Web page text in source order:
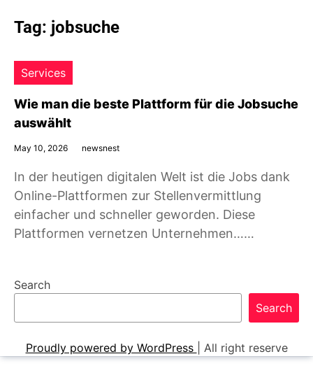
Tag: jobsuche
Services
Wie man die beste Plattform für die Jobsuche
auswählt
May 10, 2026 newsnest
In der heutigen digitalen Welt ist die Jobs dank
Online-Plattformen zur Stellenvermittlung
einfacher und schneller geworden. Diese
Plattformen vernetzen Unternehmen……
Search
Search
Proudly powered by WordPress All right reserve